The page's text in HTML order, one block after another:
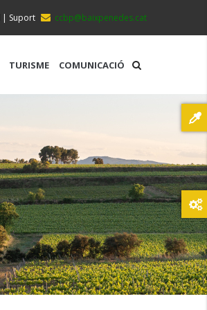
ccbp@baixpenedes.cat
| Suport
TURISME COMUNICACIÓ